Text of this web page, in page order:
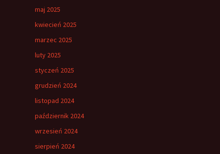
maj 2025
kwiecień 2025
marzec 2025
luty 2025
styczeń 2025
grudzień 2024
listopad 2024
październik 2024
wrzesień 2024
sierpień 2024